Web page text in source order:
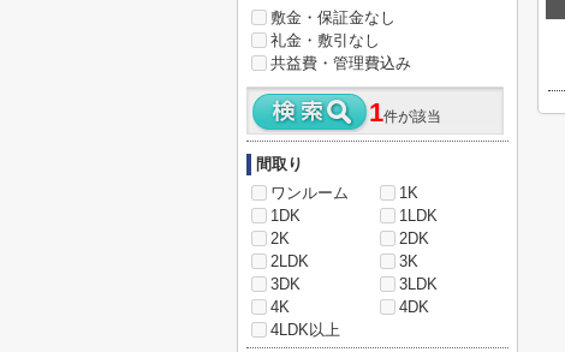
敷金・保証金なし
礼金・敷引なし
共益費・管理費込み
1件が該当
間取り
ワンルーム
1K
1DK
1LDK
2K
2DK
2LDK
3K
3DK
3LDK
4K
4DK
4LDK以上